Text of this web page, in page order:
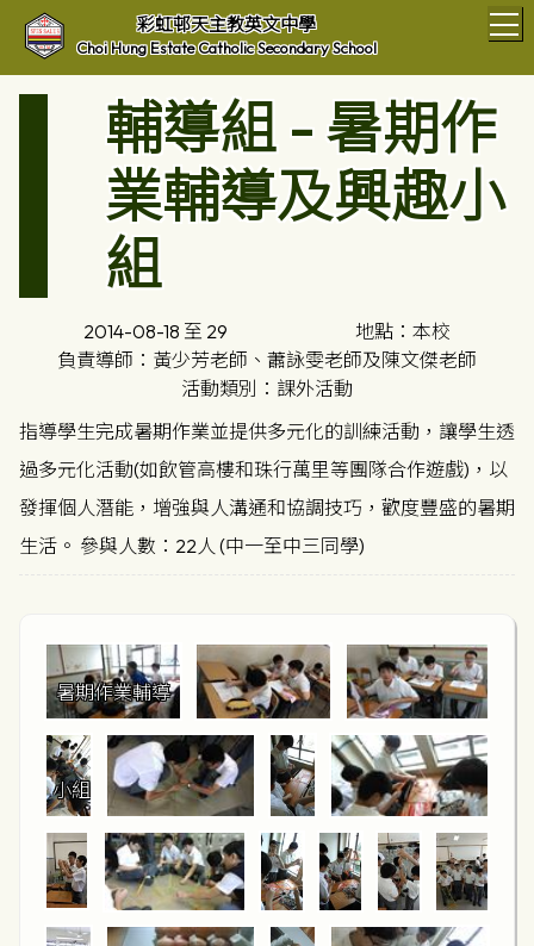
彩虹邨天主教英文中學
Choi Hung Estate Catholic Secondary School
輔導組 - 暑期作
業輔導及興趣小
組
2014-08-18 至 29
地點：本校
負責導師：黃少芳老師、蕭詠雯老師及陳文傑老師
活動類別：課外活動
指導學生完成暑期作業並提供多元化的訓練活動，讓學生透
過多元化活動(如飲管高樓和珠行萬里等團隊合作遊戲)，以
發揮個人潛能，增強與人溝通和協調技巧，歡度豐盛的暑期
生活。 參與人數：22人 (中一至中三同學)
暑期作業輔導
小組活動 - 飲管高樓